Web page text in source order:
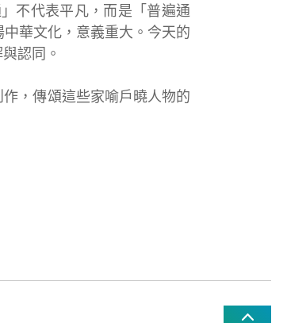
不代表平凡，而是「普遍通
華文化，意義重大。今天的
認同。
，傳頌這些家喻戶曉人物的